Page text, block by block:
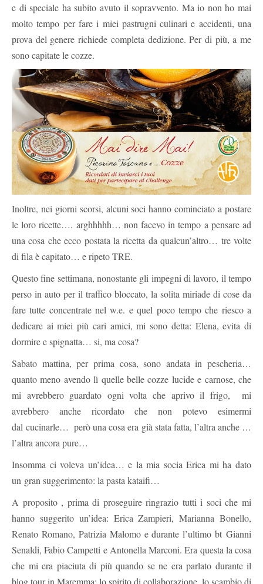
e di speciale ha subito avuto il sopravvento. Ma io non ho mai
molto tempo per fare i miei pastrugni culinari e accidenti, una
prova del genere richiede completa dedizione. Per di più, a me
sono capitate le cozze.
Inoltre, nei giorni scorsi, alcuni soci hanno cominciato a postare
le loro ricette…. arghhhhh… non facevo in tempo a pensare ad
una cosa che ecco postata la ricetta da qualcun’altro… tre volte
di fila è capitato… e ripeto TRE.
Questo fine settimana, nonostante gli impegni di lavoro, il tempo
perso in auto per il traffico bloccato, la solita miriade di cose da
fare tutte concentrate nel w.e. e quel poco tempo che riesco a
dedicare ai miei più cari amici, mi sono detta: Elena, evita di
dormire e spignatta… si, ma cosa?
Sabato mattina, per prima cosa, sono andata in pescheria…
quanto meno avendo lì quelle belle cozze lucide e carnose, che
mi avrebbero guardato ogni volta che aprivo il frigo, mi
avrebbero anche ricordato che non potevo esimermi
dal cucinarle… però una cosa era già stata fatta, l’altra anche …
l’altra ancora pure…
Insomma ci voleva un’idea… e la mia socia Erica mi ha dato
un gran suggerimento: la pasta kataifi…
A proposito , prima di proseguire ringrazio tutti i soci che mi
hanno suggerito un’idea: Erica Zampieri, Marianna Bonello,
Renato Romano, Patrizia Malomo e durante l’ultimo bt Gianni
Senaldi, Fabio Campetti e Antonella Marconi. Era questa la cosa
che mi era piaciuta di più quando se ne era parlato durante il